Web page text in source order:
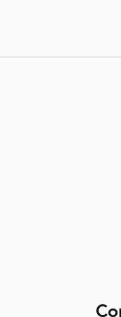
chambre hop up / joint,